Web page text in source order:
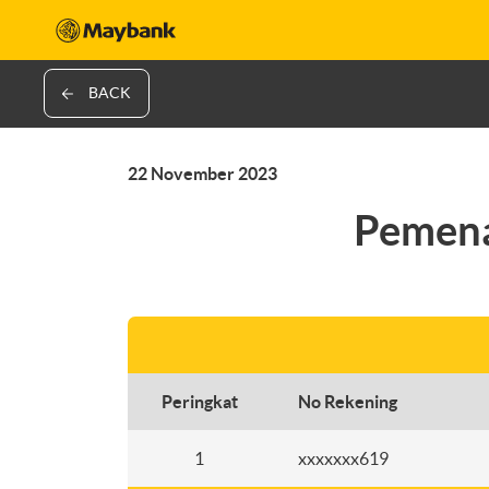
BACK
22 November 2023
Peringkat No Rekening
1 xxxxxxx619